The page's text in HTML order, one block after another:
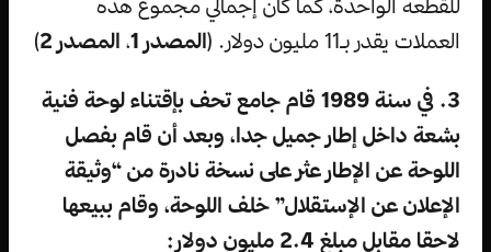
للقطعة الواحدة، كما كان إجمالي مجموع هذه
العملات يقدر بـ11 مليون دولار. (
المصدر 1 ، المصدر 2 )
3. في سنة 1989 قام جامع تحف بإقتناء لوحة فنية
بشعة داخل إطار جميل جدا، وبعد أن قام بفصل
اللوحة عن الإطار عثر على نسخة نادرة من “وثيقة
الإعلان عن الإستقلال” خلف اللوحة، وقام ببيعها
لاحقا مقابل مبلغ 2.4 مليون دولار: